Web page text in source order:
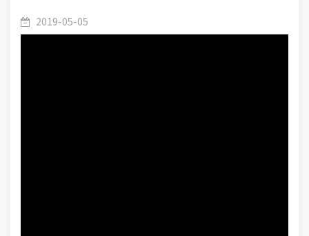
2019-05-05